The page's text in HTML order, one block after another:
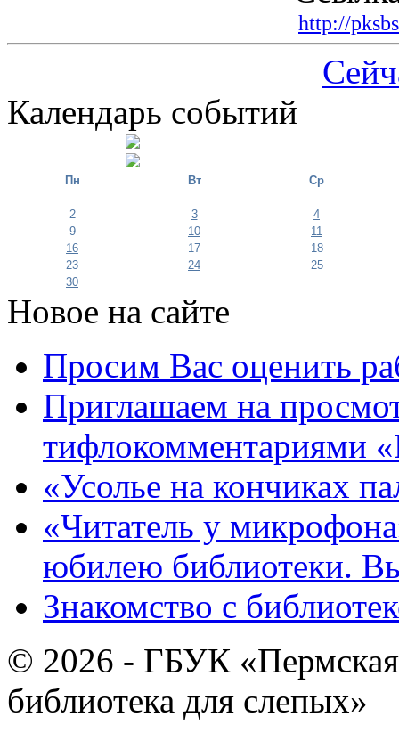
http://
Календарь событий
Пн Вт Ср
2 3
4
9
10
11
16
17
18
23
24
25
30
Новое на сайте
Просим Вас оценить
Приглашаем на
тифлокомментариями
«Усолье на кончиках
«Читатель у
юбилею библиотеки.
Знакомство с
© 2026 - ГБУК «Пермская
библиотека для слепых»